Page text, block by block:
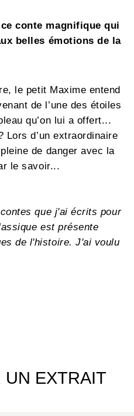
conte magnifique qui
belles émotions de la
le petit Maxime entend
de l’une des étoiles
qu’on lui a offert...
Lors d’un extraordinaire
de danger avec la
le savoir...
que j'ai écrits pour
est présente
de l'histoire. J'ai voulu
naturellement, les
Jobert.
UN EXTRAIT